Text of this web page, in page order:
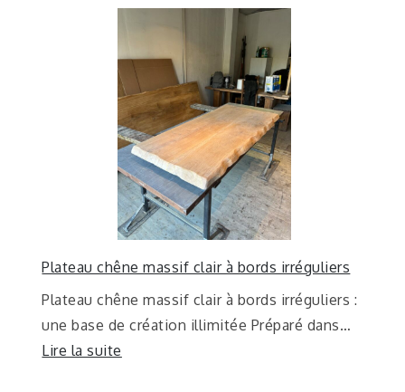
Plateau chêne massif clair à bords irréguliers
Plateau chêne massif clair à bords irréguliers :
une base de création illimitée Préparé dans…
Lire la suite